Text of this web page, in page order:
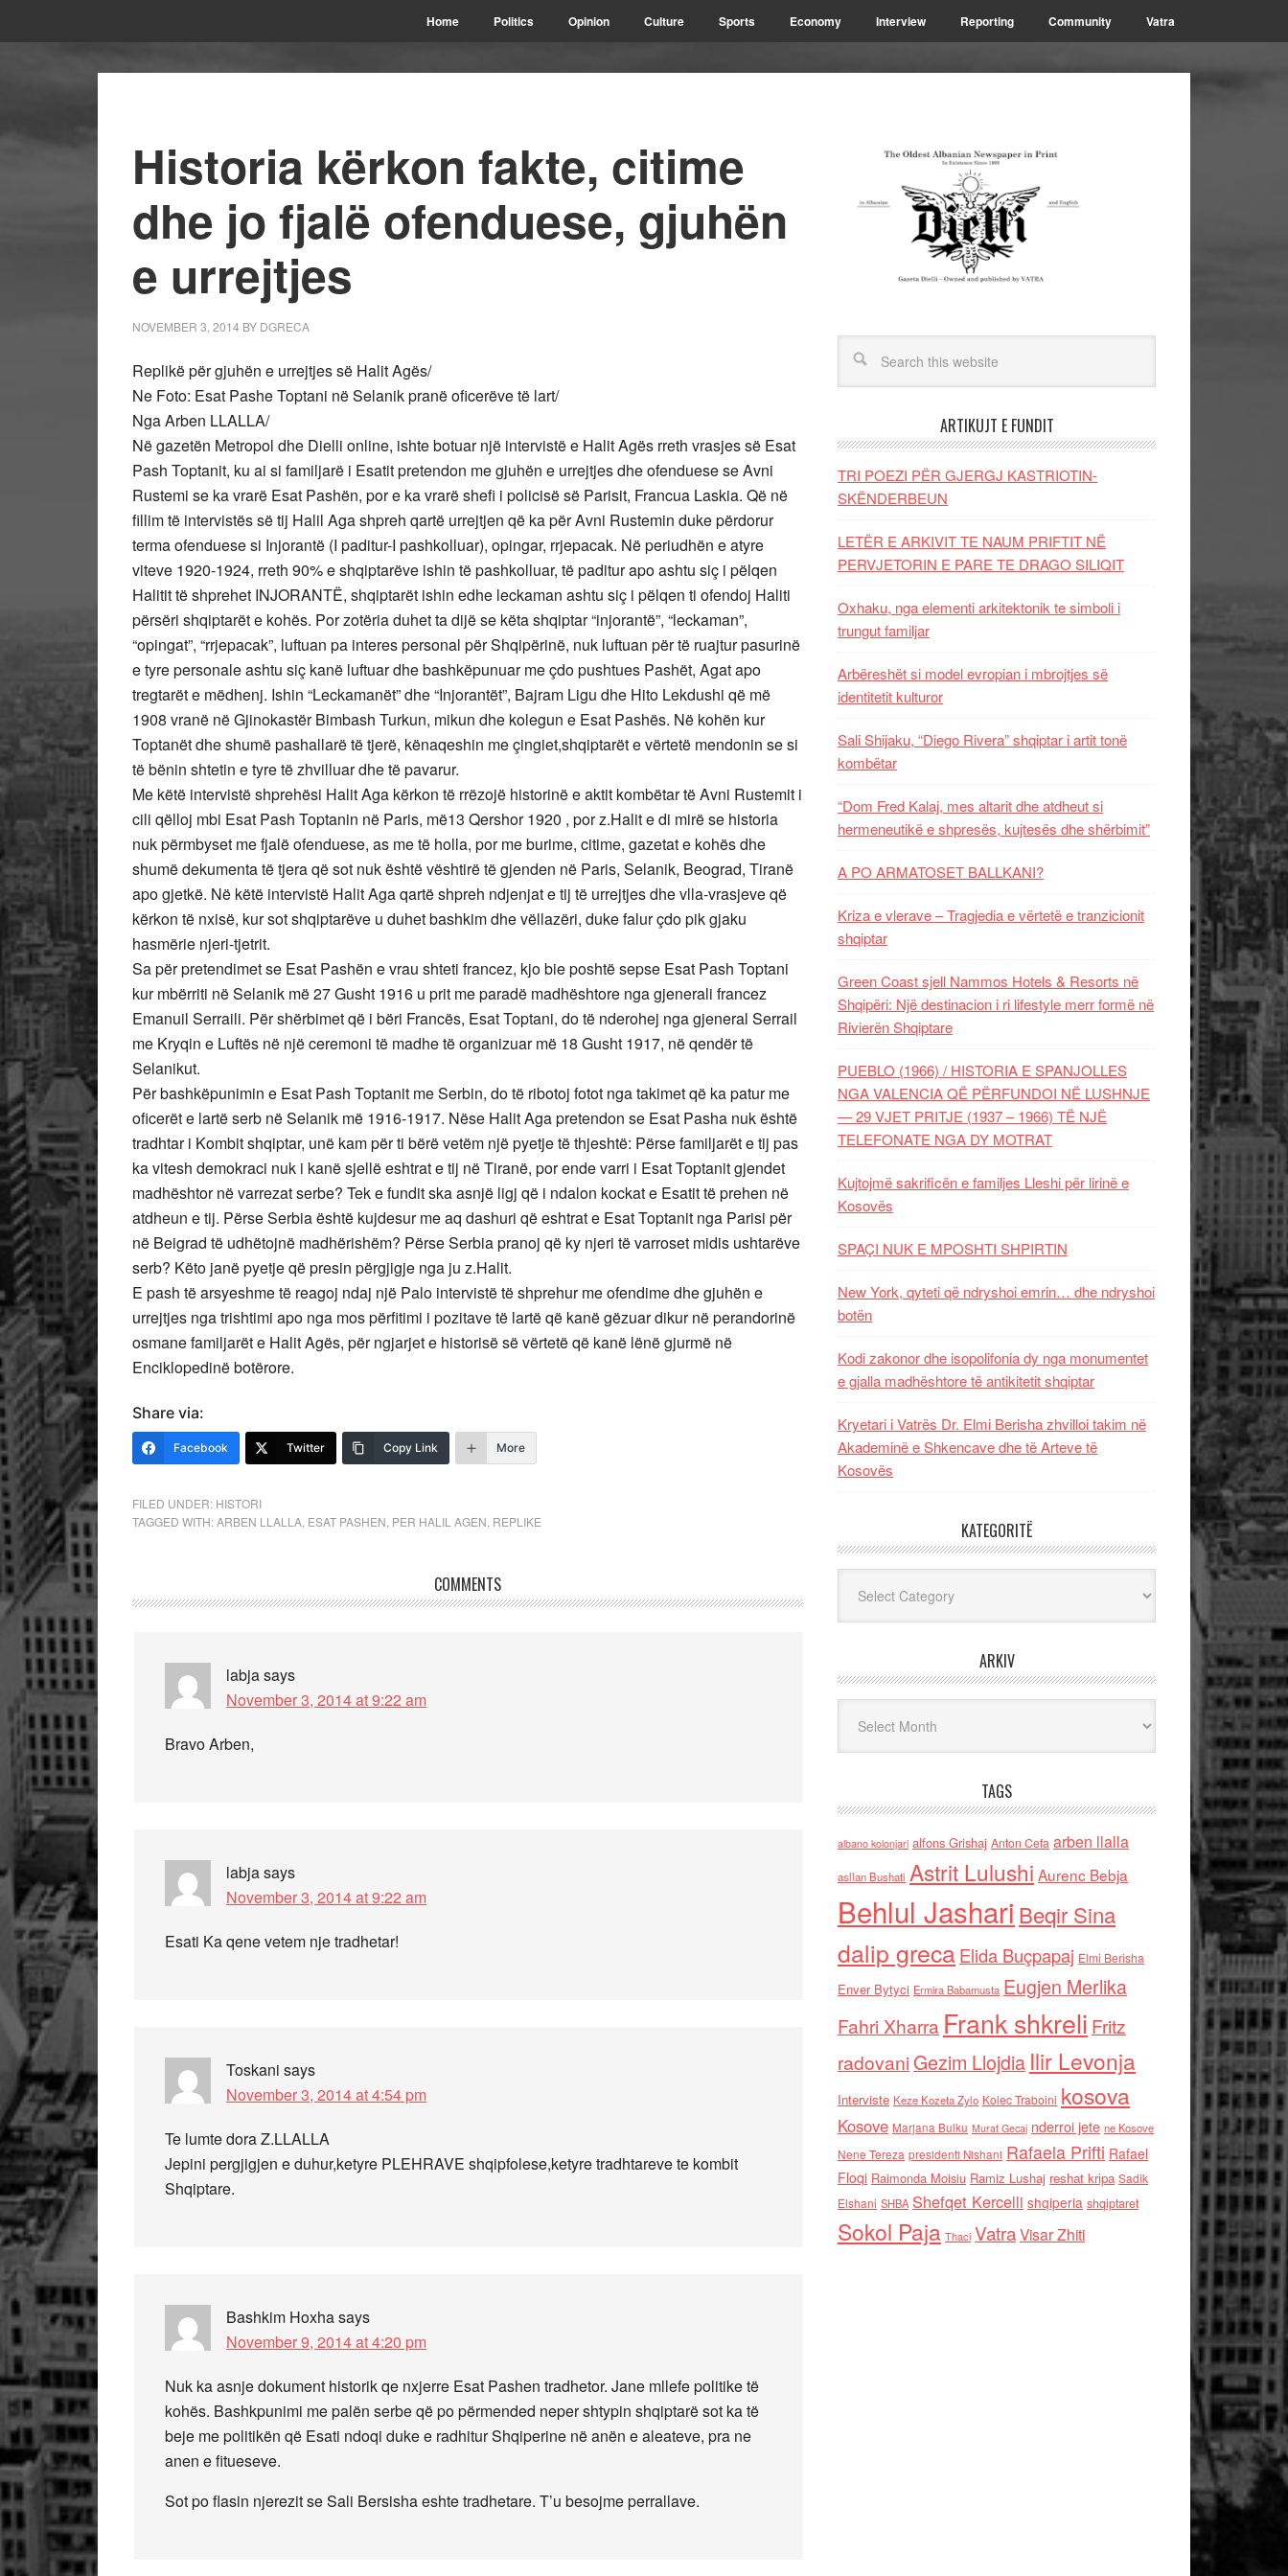
Home Politics Opinion Culture Sports Economy Interview Reporting Community Vatra
Historia kërkon fakte, citime
dhe jo fjalë ofenduese, gjuhën
e urrejtjes
NOVEMBER 3, 2014 BY DGRECA
Replikë për gjuhën e urrejtjes së Halit Agës/
Ne Foto: Esat Pashe Toptani në Selanik pranë oficerëve të lart/
Nga Arben LLALLA/
Në gazetën Metropol dhe Dielli online, ishte botuar një intervistë e Halit Agës rreth vrasjes së Esat
Pash Toptanit, ku ai si familjarë i Esatit pretendon me gjuhën e urrejtjes dhe ofenduese se Avni
Rustemi se ka vrarë Esat Pashën, por e ka vrarë shefi i policisë së Parisit, Francua Laskia. Që në
fillim të intervistës së tij Halil Aga shpreh qartë urrejtjen që ka për Avni Rustemin duke përdorur
terma ofenduese si Injorantë (I paditur-I pashkolluar), opingar, rrjepacak. Në periudhën e atyre
viteve 1920-1924, rreth 90% e shqiptarëve ishin të pashkolluar, të paditur apo ashtu siç i pëlqen
Halitit të shprehet INJORANTË, shqiptarët ishin edhe leckaman ashtu siç i pëlqen ti ofendoj Haliti
përsëri shqiptarët e kohës. Por zotëria duhet ta dijë se këta shqiptar “injorantë”, “leckaman”,
“opingat”, “rrjepacak”, luftuan pa interes personal për Shqipërinë, nuk luftuan për të ruajtur pasurinë
e tyre personale ashtu siç kanë luftuar dhe bashkëpunuar me çdo pushtues Pashët, Agat apo
tregtarët e mëdhenj. Ishin “Leckamanët” dhe “Injorantët”, Bajram Ligu dhe Hito Lekdushi që më
1908 vranë në Gjinokastër Bimbash Turkun, mikun dhe kolegun e Esat Pashës. Në kohën kur
Toptanët dhe shumë pashallarë të tjerë, kënaqeshin me çingiet,shqiptarët e vërtetë mendonin se si
të bënin shtetin e tyre të zhvilluar dhe të pavarur.
Me këtë intervistë shprehësi Halit Aga kërkon të rrëzojë historinë e aktit kombëtar të Avni Rustemit i
cili qëlloj mbi Esat Pash Toptanin në Paris, më13 Qershor 1920 , por z.Halit e di mirë se historia
nuk përmbyset me fjalë ofenduese, as me të holla, por me burime, citime, gazetat e kohës dhe
shumë dekumenta të tjera që sot nuk është vështirë të gjenden në Paris, Selanik, Beograd, Tiranë
apo gjetkë. Në këtë intervistë Halit Aga qartë shpreh ndjenjat e tij të urrejtjes dhe vlla-vrasjeve që
kërkon të nxisë, kur sot shqiptarëve u duhet bashkim dhe vëllazëri, duke falur çdo pik gjaku
hasmërie njeri-tjetrit.
Sa për pretendimet se Esat Pashën e vrau shteti francez, kjo bie poshtë sepse Esat Pash Toptani
kur mbërriti në Selanik më 27 Gusht 1916 u prit me paradë madhështore nga gjenerali francez
Emanuil Serraili. Për shërbimet që i bëri Francës, Esat Toptani, do të nderohej nga gjeneral Serrail
me Kryqin e Luftës në një ceremoni të madhe të organizuar më 18 Gusht 1917, në qendër të
Selanikut.
Për bashkëpunimin e Esat Pash Toptanit me Serbin, do të ribotoj fotot nga takimet që ka patur me
oficerët e lartë serb në Selanik më 1916-1917. Nëse Halit Aga pretendon se Esat Pasha nuk është
tradhtar i Kombit shqiptar, unë kam për ti bërë vetëm një pyetje të thjeshtë: Përse familjarët e tij pas
ka vitesh demokraci nuk i kanë sjellë eshtrat e tij në Tiranë, por ende varri i Esat Toptanit gjendet
madhështor në varrezat serbe? Tek e fundit ska asnjë ligj që i ndalon kockat e Esatit të prehen në
atdheun e tij. Përse Serbia është kujdesur me aq dashuri që eshtrat e Esat Toptanit nga Parisi për
në Beigrad të udhëtojnë madhërishëm? Përse Serbia pranoj që ky njeri të varroset midis ushtarëve
serb? Këto janë pyetje që presin përgjigje nga ju z.Halit.
E pash të arsyeshme të reagoj ndaj një Palo intervistë të shprehur me ofendime dhe gjuhën e
urrejtjes nga trishtimi apo nga mos përfitimi i pozitave të lartë që kanë gëzuar dikur në perandorinë
osmane familjarët e Halit Agës, për ngjarjet e historisë së vërtetë që kanë lënë gjurmë në
Enciklopedinë botërore.
Share via:
Facebook Twitter Copy Link More
FILED UNDER: HISTORI
TAGGED WITH:ARBEN LLALLA ESAT PASHEN PER HALIL AGEN REPLIKE
COMMENTS
labjasays
November 3, 2014 at 9:22 am
Bravo Arben,
labjasays
November 3, 2014 at 9:22 am
Esati Ka qene vetem nje tradhetar!
Toskani says
November 3, 2014 at 4:54 pm
Te lumte dora Z.LLALLA
Jepini pergjigjen e duhur,ketyre PLEHRAVE shqipfolese,ketyre tradhtareve te kombit
Shqiptare.
Bashkim Hoxhasays
November 9, 2014 at 4:20 pm
Nuk ka asnje dokument historik qe nxjerre Esat Pashen tradhetor. Jane mllefe politike të
kohës. Bashkpunimi me palën serbe që po përmended neper shtypin shqiptarë sot ka të
beje me politikën që Esati ndoqi duke e radhitur Shqiperine në anën e aleateve, pra ne
anen e fitueseve.
Sot po flasin njerezit se Sali Bersisha eshte tradhetare. T’u besojme perrallave.
ARTIKUJT E FUNDIT
TRI POEZI PËR GJERGJ KASTRIOTIN-
SKËNDERBEUN
LETËR E ARKIVIT TE NAUM PRIFTIT NË
PERVJETORIN E PARE TE DRAGO SILIQIT
Oxhaku, nga elementi arkitektonik te simboli i
trungut familjar
Arbëreshët si model evropian i mbrojtjes së
identitetit kulturor
Sali Shijaku, “Diego Rivera” shqiptar i artit tonë
kombëtar
“Dom Fred Kalaj, mes altarit dhe atdheut si
hermeneutikë e shpresës, kujtesës dhe shërbimit”
A PO ARMATOSET BALLKANI?
Kriza e vlerave – Tragjedia e vërtetë e tranzicionit
shqiptar
Green Coast sjell Nammos Hotels & Resorts në
Shqipëri: Një destinacion i ri lifestyle merr formë në
Rivierën Shqiptare
PUEBLO (1966) / HISTORIA E SPANJOLLES
NGA VALENCIA QË PËRFUNDOI NË LUSHNJE
— 29 VJET PRITJE (1937 – 1966) TË NJË
TELEFONATE NGA DY MOTRAT
Kujtojmë sakrificën e familjes Lleshi për lirinë e
Kosovës
SPAÇI NUK E MPOSHTI SHPIRTIN
New York, qyteti që ndryshoi emrin… dhe ndryshoi
botën
Kodi zakonor dhe isopolifonia dy nga monumentet
e gjalla madhështore të antikitetit shqiptar
Kryetari i Vatrës Dr. Elmi Berisha zhvilloi takim në
Akademinë e Shkencave dhe të Arteve të
Kosovës
KATEGORITË
ARKIV
TAGS
albano kolonjari alfons Grishaj Anton Cefa arben llalla
asllan Bushati Astrit Lulushi Aurenc Bebja
Behlul Jashari Beqir Sina
dalip grecaElida Buçpapaj Elmi Berisha
Enver Bytyci Ermira Babamusta Eugjen Merlika
Fahri Xharra Frank shkreli Fritz
radovaniGezim Llojdia Ilir Levonja
Interviste Keze Kozeta Zylo Kolec Traboini kosova
Kosove Marjana Bulku Murat Gecaj nderroi jete ne Kosove
Nene Tereza presidenti Nishani Rafaela Prifti Rafael
Floqi Raimonda Moisiu Ramiz Lushaj reshat kripa Sadik
Elshani SHBA Shefqet Kercelli shqiperia shqiptaret
Sokol Paja Thaci VatraVisar Zhiti